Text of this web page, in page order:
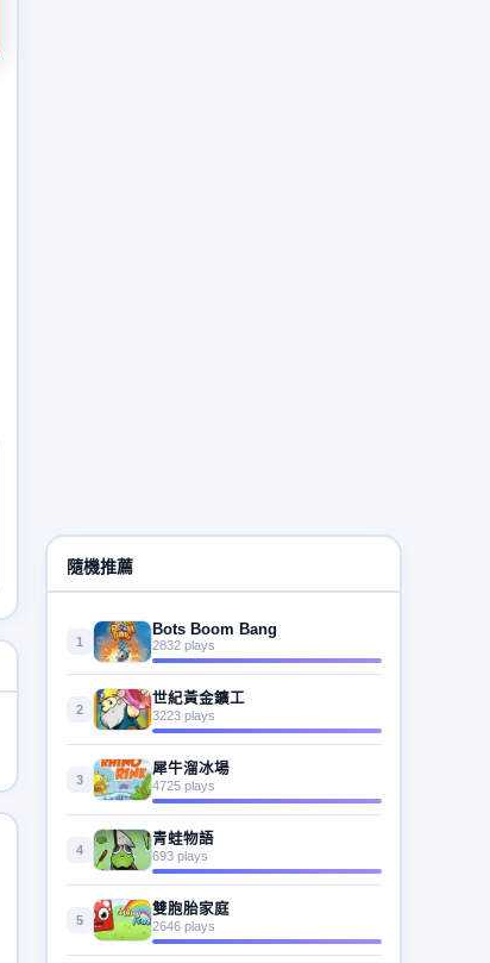
隨機推薦
1
Bots Boom Bang
2832 plays
2
世紀黃金鑛工
3223 plays
3
犀牛溜冰場
4725 plays
4
青蛙物語
693 plays
5
雙胞胎家庭
2646 plays